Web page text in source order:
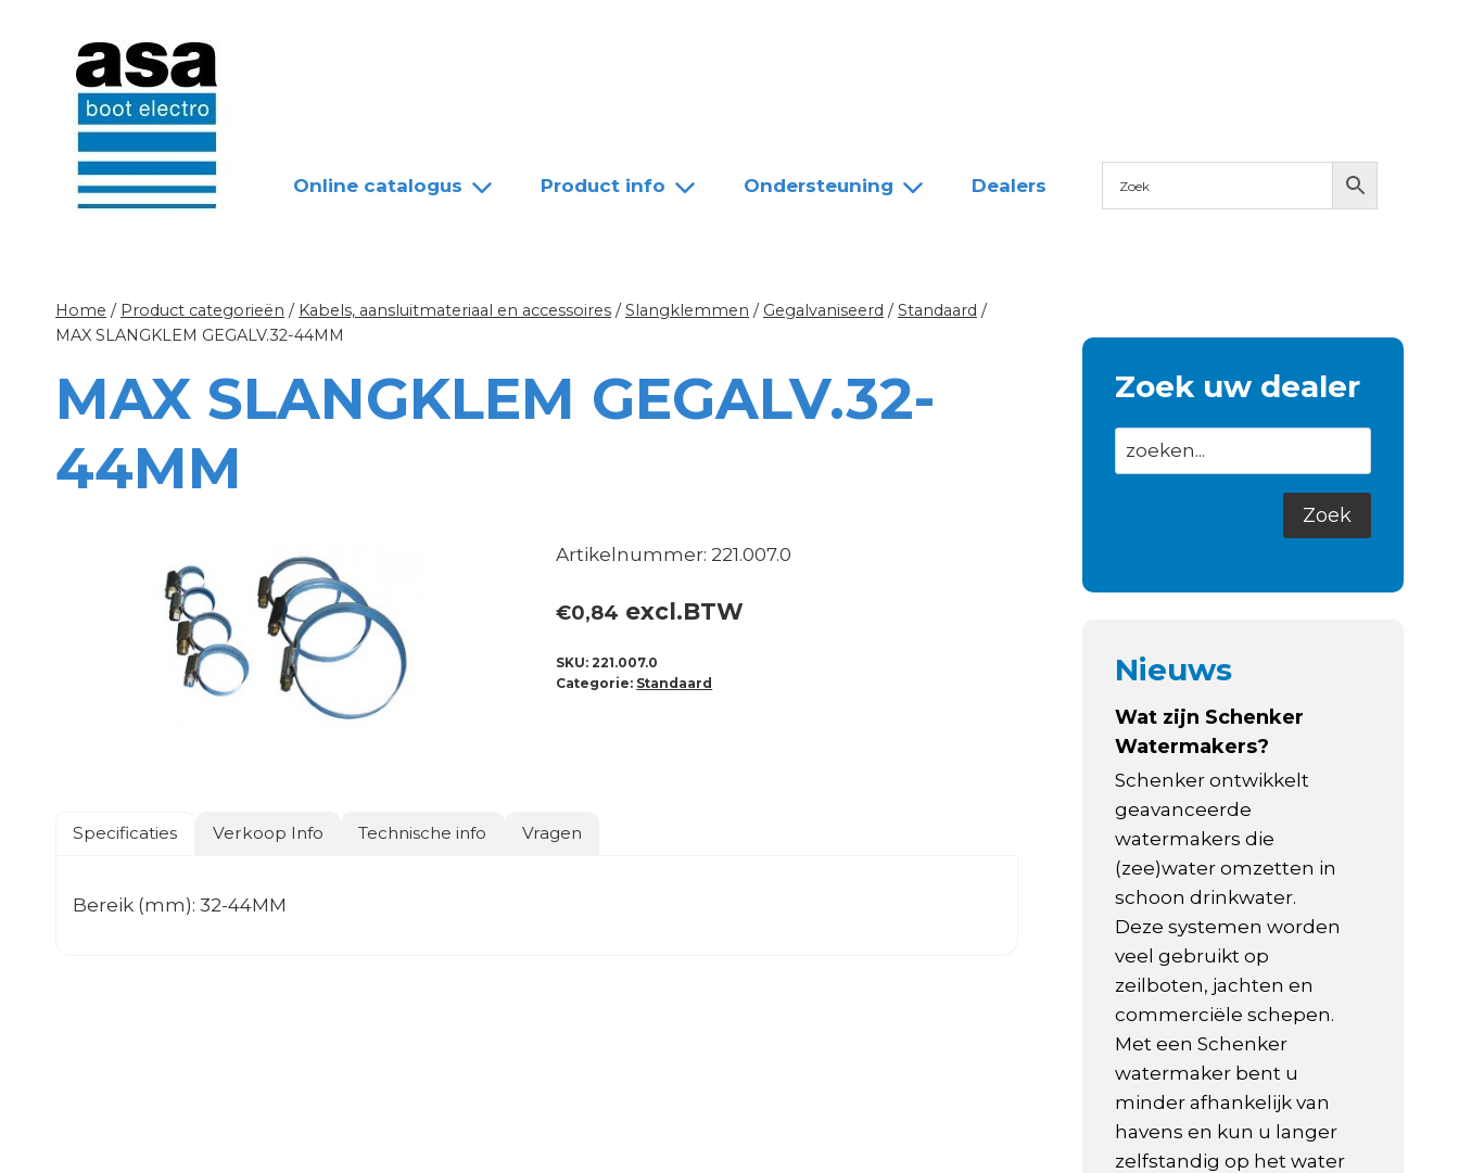
Online catalogus Product info Ondersteuning Dealers
Home / Product categorieën / Kabels, aansluitmateriaal en accessoires / Slangklemmen / Gegalvaniseerd / Standaard /
MAX SLANGKLEM GEGALV.32-44MM
MAX SLANGKLEM GEGALV.32-
44MM
Artikelnummer: 221.007.0
€0,84 excl.BTW
SKU:221.007.0
Categorie: Standaard
Specificaties Verkoop Info Technische info Vragen
Bereik (mm): 32-44MM
Zoek uw dealer
Nieuws
Wat zijn Schenker
Watermakers?
Schenker ontwikkelt
geavanceerde
watermakers die
(zee)water omzetten in
schoon drinkwater.
Deze systemen worden
veel gebruikt op
zeilboten, jachten en
commerciële schepen.
Met een Schenker
watermaker bent u
minder afhankelijk van
havens en kun u langer
zelfstandig op het water